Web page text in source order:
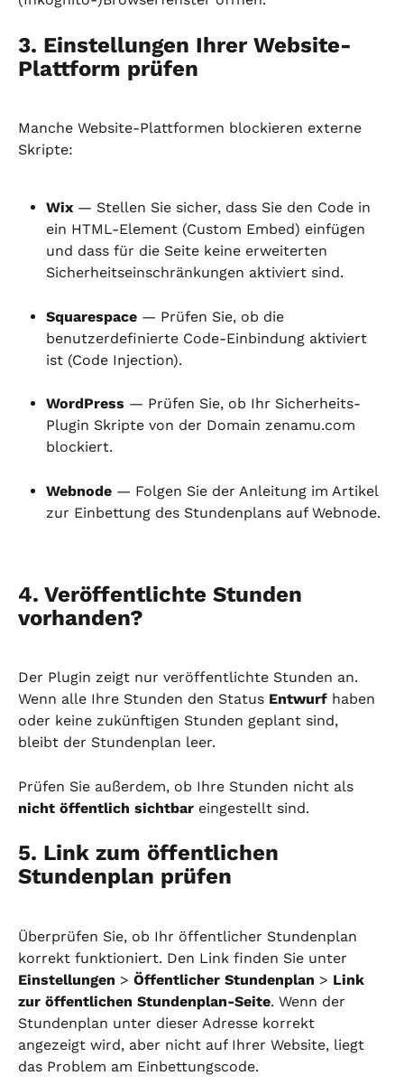
3. Einstellungen Ihrer Website-
Plattform prüfen
Manche Website-Plattformen blockieren externe
Skripte:
Wix — Stellen Sie sicher, dass Sie den Code in
ein HTML-Element (Custom Embed) einfügen
und dass für die Seite keine erweiterten
Sicherheitseinschränkungen aktiviert sind.
Squarespace — Prüfen Sie, ob die
benutzerdefinierte Code-Einbindung aktiviert
ist (Code Injection).
WordPress — Prüfen Sie, ob Ihr Sicherheits-
Plugin Skripte von der Domain zenamu.com
blockiert.
Webnode — Folgen Sie der Anleitung im Artikel
zur Einbettung des Stundenplans auf Webnode.
4. Veröffentlichte Stunden
vorhanden?
Der Plugin zeigt nur veröffentlichte Stunden an.
Wenn alle Ihre Stunden den Status Entwurf haben
oder keine zukünftigen Stunden geplant sind,
bleibt der Stundenplan leer.
Prüfen Sie außerdem, ob Ihre Stunden nicht als
nicht öffentlich sichtbar eingestellt sind.
5. Link zum öffentlichen
Stundenplan prüfen
Überprüfen Sie, ob Ihr öffentlicher Stundenplan
korrekt funktioniert. Den Link finden Sie unter
Einstellungen > Öffentlicher Stundenplan > Link
zur öffentlichen Stundenplan-Seite. Wenn der
Stundenplan unter dieser Adresse korrekt
angezeigt wird, aber nicht auf Ihrer Website, liegt
das Problem am Einbettungscode.